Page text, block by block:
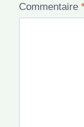
Commentaire